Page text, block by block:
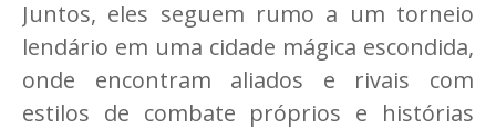
Juntos, eles seguem rumo a um torneio
lendário em uma cidade mágica escondida,
onde encontram aliados e rivais com
estilos de combate próprios e histórias